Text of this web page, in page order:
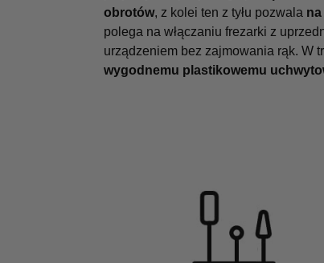
obrotów, z kolei ten z tyłu pozwala
polega na włączaniu frezarki z
urządzeniem bez zajmowania rąk. W
wygodnemu plastikowemu